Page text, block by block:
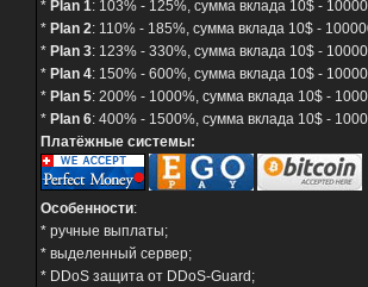
* Plan 1: 103% - 125%, сумма вклада 10$ -
* Plan 2: 110% - 185%, сумма вклада 10$ -
* Plan 3: 123% - 330%, сумма вклада 10$ -
* Plan 4: 150% - 600%, сумма вклада 10$ -
* Plan 5: 200% - 1000%, сумма вклада 10$ -
* Plan 6: 400% - 1500%, сумма вклада 10$ -
Платёжные системы:
Особенности:
* ручные выплаты;
* выделенный сервер;
* DDoS защита от DDoS-Guard;